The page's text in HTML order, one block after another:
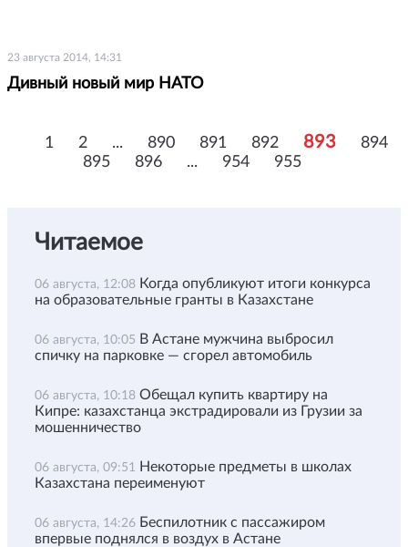
23 августа 2014, 14:31
Дивный новый мир НАТО
1 2 ... 890 891 892 893
894
895
896 ... 954 955
Читаемое
06 августа, 12:08 Когда опубликуют итоги конкурса
на образовательные гранты в Казахстане
06 августа, 10:05 В Астане мужчина выбросил
спичку на парковке — сгорел автомобиль
06 августа, 10:18 Обещал купить квартиру на
Кипре: казахстанца экстрадировали из Грузии за
мошенничество
06 августа, 09:51
Некоторые предметы в школах
Казахстана переименуют
06 августа, 14:26 Беспилотник с пассажиром
впервые поднялся в воздух в Астане